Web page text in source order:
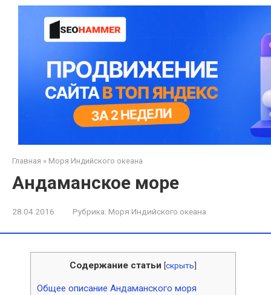
Главная » Моря Индийского океана
Андаманское море
28.04.2016 Рубрика: Моря Индийского океана
Содержание статьи [скрыть]
Общее описание Андаманского моря